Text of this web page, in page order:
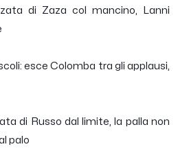
di Zaza col mancino, Lanni
esce Colomba tra gli applausi,
di Russo dal limite, la palla non
palo